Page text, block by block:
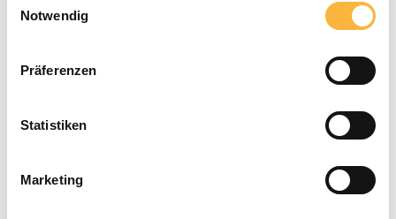
Notwendig
Präferenzen
Statistiken
Marketing
Liquefy
Honey weigh
Honey sale